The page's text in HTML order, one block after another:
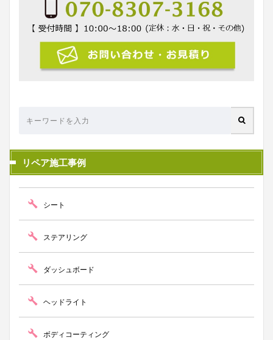
リペア施工事例
シート
ステアリング
ダッシュボード
ヘッドライト
ボディコーティング